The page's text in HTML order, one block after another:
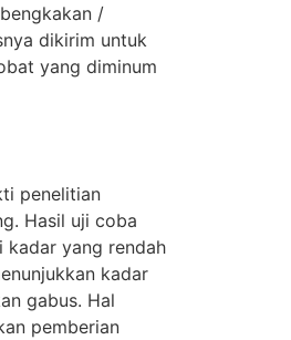
/
dikirim untuk
yang diminum
penelitian
Hasil uji coba
kadar yang rendah
kadar
gabus. Hal
pemberian